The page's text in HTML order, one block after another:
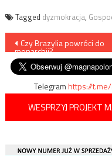
Tagged dyzmokracja,
Nawigacja
wpisu
Czy Brazylia powróci do
monarchii?
Telegramhttps://
WESPRZYJ PROJEKT